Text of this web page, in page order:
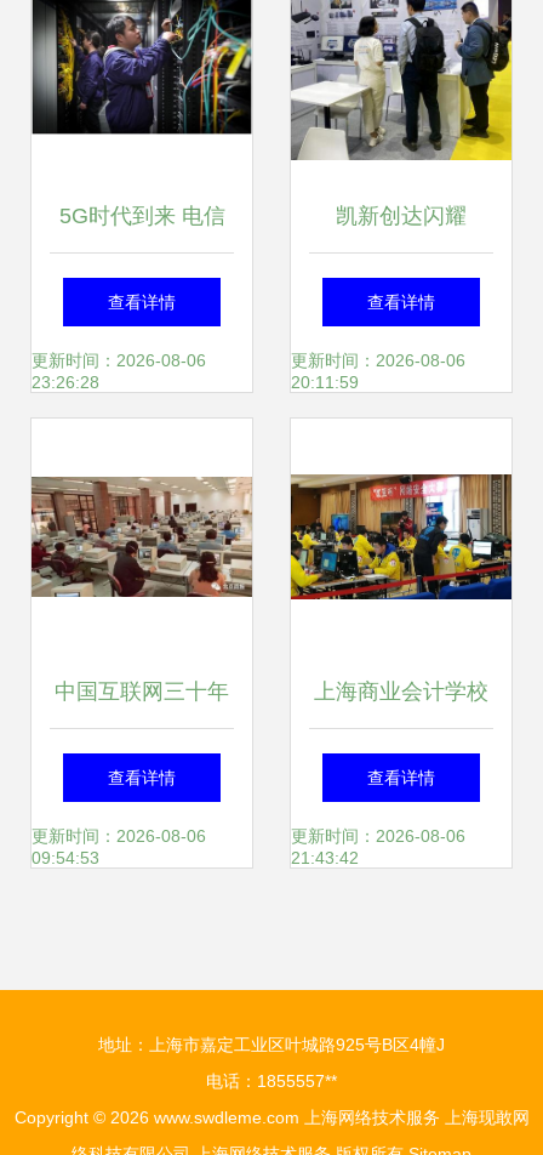
为例
5G时代到来 电信
助力上海网络技术
服务，引领互联网
查看详情
更新时间：2026-08-06
23:26:28
凯新创达闪耀
InfoCommAsia泰
国曼谷展会，上海
视听集成新高度
查看详情
更新时间：2026-08-06
20:11:59
中国互联网三十年
从上海网络技术服
务到时代记忆
查看详情
更新时间：2026-08-06
09:54:53
上海商业会计学校
中本贯通专业 培养
网络技术服务精英
查看详情
更新时间：2026-08-06
21:43:42
地址：上海市嘉定工业区叶城路925号B区4幢J
电话：1855557**
Copyright © 2026 www.swdleme.com 上海网络技术服务
上海现敢网